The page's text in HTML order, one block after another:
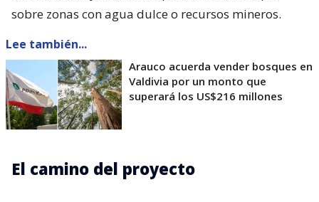
sobre zonas con agua dulce o recursos mineros.
Lee también...
Arauco acuerda vender bosques en
Valdivia por un monto que
superará los US$216 millones
El camino del proyecto